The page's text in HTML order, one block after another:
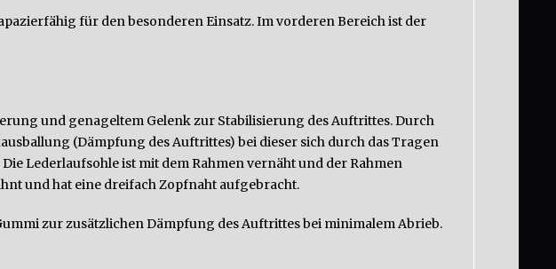
für den besonderen Einsatz. Im vorderen Bereich ist der
und genageltem Gelenk zur Stabilisierung des Auftrittes. Durch
(Dämpfung des Auftrittes) bei dieser sich durch das Tragen
Lederlaufsohle ist mit dem Rahmen vernäht und der Rahmen
und hat eine dreifach Zopfnaht aufgebracht.
zur zusätzlichen Dämpfung des Auftrittes bei minimalem Abrieb.